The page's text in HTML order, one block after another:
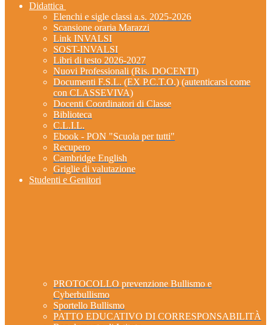
Didattica
Elenchi e sigle classi a.s. 2025-2026
Scansione oraria Marazzi
Link INVALSI
SOST-INVALSI
Libri di testo 2026-2027
Nuovi Professionali (Ris. DOCENTI)
Documenti F.S.L. (EX P.C.T.O.) (autenticarsi come
con CLASSEVIVA)
Docenti Coordinatori di Classe
Biblioteca
C.L.I.L.
Ebook - PON "Scuola per tutti"
Recupero
Cambridge English
Griglie di valutazione
Studenti e Genitori
PROTOCOLLO prevenzione Bullismo e
Cyberbullismo
Sportello Bullismo
PATTO EDUCATIVO DI CORRESPONSABILITÀ